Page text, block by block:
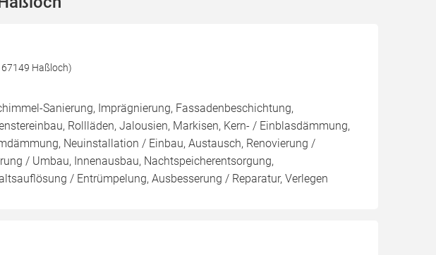
Haßloch)
Sanierung, Imprägnierung, Fassadenbeschichtung,
Rollläden, Jalousien, Markisen, Kern- / Einblasdämmung,
Neuinstallation / Einbau, Austausch, Renovierung /
/ Umbau, Innenausbau, Nachtspeicherentsorgung,
/ Entrümpelung, Ausbesserung / Reparatur, Verlegen